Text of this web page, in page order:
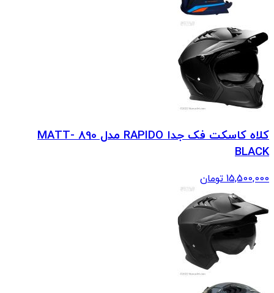
کلاه کاسکت فک جدا RAPIDO مدل 890 MATT-
BLACK
15,500,000 تومان